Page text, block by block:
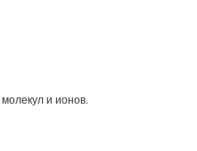
и ионов.